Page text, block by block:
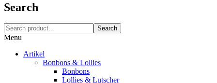
Search
Search
Menu
Artikel
Bonbons & Lollies
Bonbons
Lollies & Lutscher